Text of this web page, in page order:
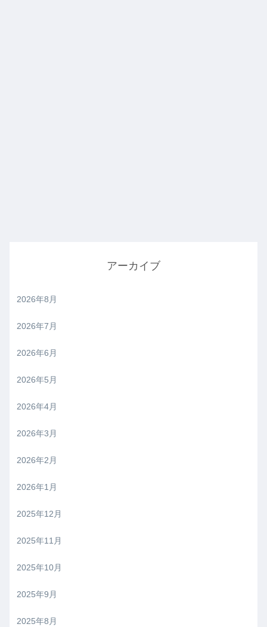
アーカイブ
2026年8月
2026年7月
2026年6月
2026年5月
2026年4月
2026年3月
2026年2月
2026年1月
2025年12月
2025年11月
2025年10月
2025年9月
2025年8月